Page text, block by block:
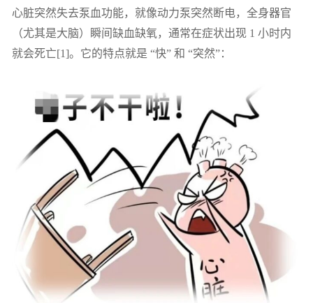
心脏突然失去泵血功能，就像动力泵突然断电，全身器官
（尤其是大脑）瞬间缺血缺氧，通常在症状出现 1 小时内
就会死亡[1]。它的特点就是 “快” 和 “突然”：